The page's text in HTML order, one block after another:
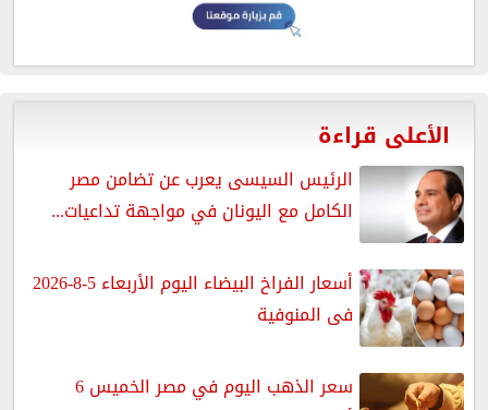
الأعلى قراءة
الرئيس السيسى يعرب عن تضامن مصر
الكامل مع اليونان في مواجهة تداعيات...
أسعار الفراخ البيضاء اليوم الأربعاء 5-8-2026
فى المنوفية
سعر الذهب اليوم في مصر الخميس 6